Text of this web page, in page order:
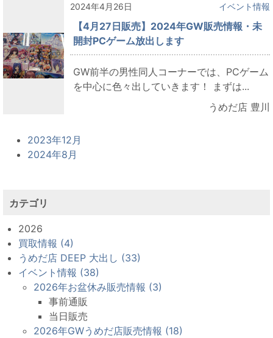
2024年4月26日 イベント情報
【4月27日販売】2024年GW販売情報・未
開封PCゲーム放出します
GW前半の男性同人コーナーでは、PCゲーム
を中心に色々出していきます！ まずは...
うめだ店 豊川
2023年12月
2024年8月
カテゴリ
2026
買取情報 (4)
うめだ店 DEEP 大出し (33)
イベント情報 (38)
2026年お盆休み販売情報 (3)
事前通販
当日販売
2026年GWうめだ店販売情報 (18)